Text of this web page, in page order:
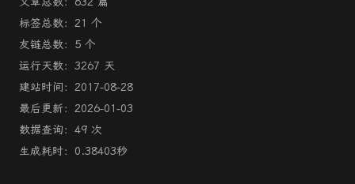
标签总数：21 个
友链总数：5 个
运行天数：3267 天
建站时间：2017-08-28
最后更新：2026-01-03
数据查询：49 次
生成耗时：0.38403秒